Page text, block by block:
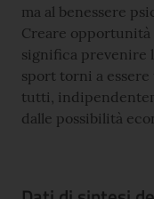
ma al benessere
Creare opportunità
significa prevenire
sport torni a
tutti,
dalle possibilità